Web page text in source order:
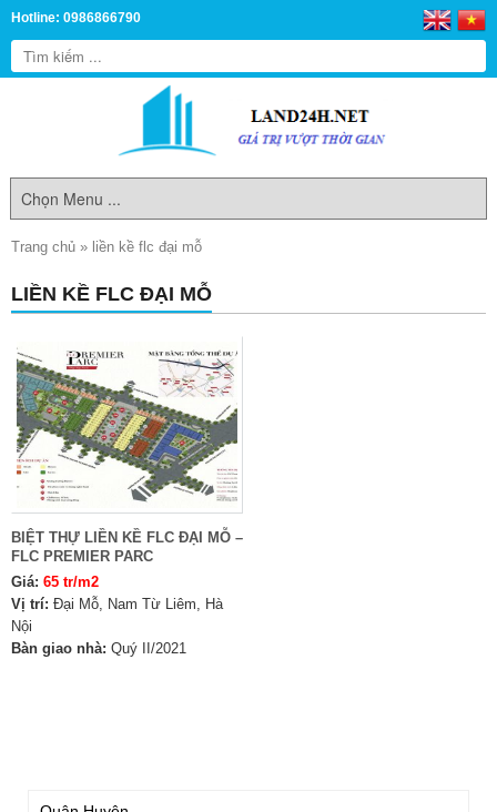
Hotline: 0986866790
Trang chủ » liền kề flc đại mỗ
LIỀN KỀ FLC ĐẠI MỖ
BIỆT THỰ LIỀN KỀ FLC ĐẠI MỖ –
FLC PREMIER PARC
Giá: 65 tr/m2
Vị trí: Đại Mỗ, Nam Từ Liêm, Hà
Nội
Bàn giao nhà: Quý II/2021